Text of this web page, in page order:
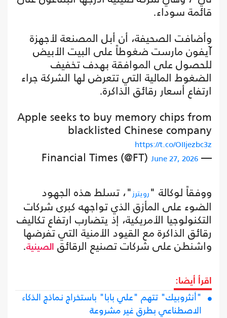
قائمة سوداء.
وأضافت الصحيفة، أن أبل المصنعة لأجهزة
آيفون مارست ضغوطاً على البيت الأبيض
للحصول على الموافقة بهدف تخفيف
الضغوط المالية التي تتعرض لها الشركة جراء
ارتفاع أسعار رقائق الذاكرة.
Apple seeks to buy memory chips from
blacklisted Chinese company
https://t.co/OIIjezbc3z
— Financial Times (@FT)
June 27, 2026
ووفقاً لوكالة "رويترز"، تسلط هذه الجهود
الضوء على المأزق الذي تواجهه كبرى شركات
التكنولوجيا الأمريكية، إذ يتضارب ارتفاع تكاليف
رقائق الذاكرة مع القيود الأمنية التي تفرضها
واشنطن على شركات تصنيع الرقائق الصينية.
اقرأ أيضا:
"أنثروبيك" تتهم "علي بابا" باستخراج نماذج الذكاء
الاصطناعي بطرق غير مشروعة